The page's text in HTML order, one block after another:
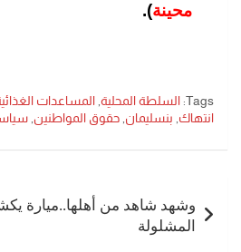
محينة).
Tags: السلطة المحلية, المساعدات
انتهاك, بنسليمان, حقوق المواطنين,
المقالاتوشهد شاهد من أهلها..ميارة
المشلولة